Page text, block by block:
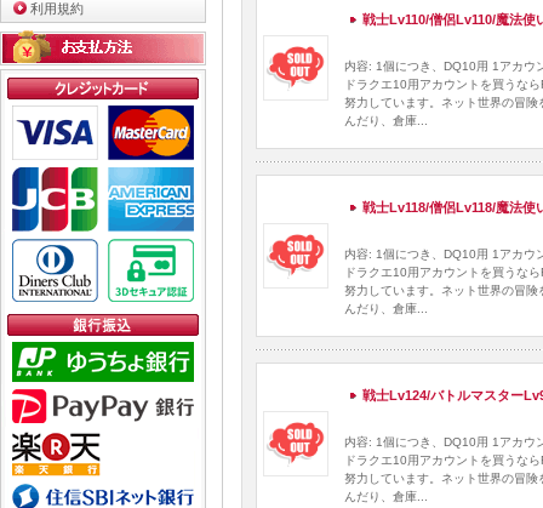
利用規約
戦士Lv110/僧侶Lv110/魔法使
内容: 1個につき、DQ10用 1アカウ
ドラクエ10用アカウントを買うな
努力しています。ネット世界の冒
んだり、倉庫...
戦士Lv118/僧侶Lv118/魔法使
内容: 1個につき、DQ10用 1アカウ
ドラクエ10用アカウントを買うな
努力しています。ネット世界の冒
んだり、倉庫...
戦士Lv124/バトルマスター
内容: 1個につき、DQ10用 1アカウ
ドラクエ10用アカウントを買うな
努力しています。ネット世界の冒
んだり、倉庫...